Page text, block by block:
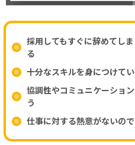
採用してもすぐに辞めてし
る
十分なスキルを身につけて
協調性やコミュニケーショ
う
仕事に対する熱意がないの